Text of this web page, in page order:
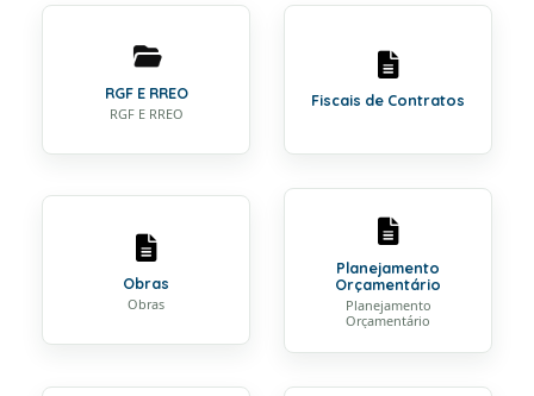
RGF E RREO
RGF E RREO
Fiscais de Contratos
Obras
Obras
Planejamento
Orçamentário
Planejamento
Orçamentário